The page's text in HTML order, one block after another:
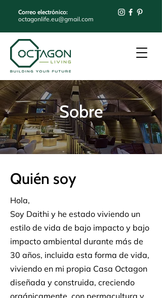
Correo electrónico:
octagonlife.eu@gmail.com
Sobre
Quién soy
Hola,
Soy Daithi y he estado viviendo un
estilo de vida de bajo impacto y bajo
impacto ambiental durante más de
30 años, incluida esta forma de vida,
viviendo en mi propia Casa Octagon
diseñada y construida, creciendo
orgánicamente, con permacultura y